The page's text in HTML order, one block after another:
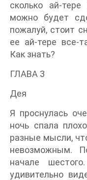
сколько ай-
можно будет
пожалуй, стоит
ее ай-тере все-
Как знать?
ГЛАВА 3
Дея
Я проснулась
ночь спала
разные мысли,
невозможным.
начале
удивительно